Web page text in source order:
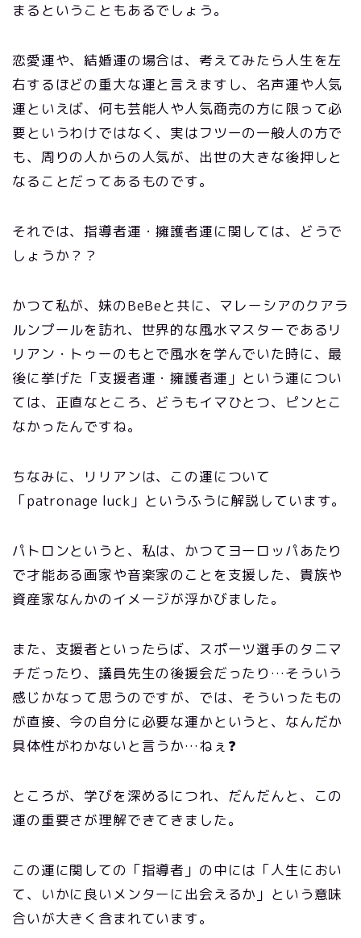
まるということもあるでしょう。
恋愛運や、結婚運の場合は、考えてみたら人生を左
右するほどの重大な運と言えますし、名声運や人気
運といえば、何も芸能人や人気商売の方に限って必
要というわけではなく、実はフツーの一般人の方で
も、周りの人からの人気が、出世の大きな後押しと
なることだってあるものです。
それでは、指導者運・擁護者運に関しては、どうで
しょうか？？
かつて私が、妹のBeBeと共に、マレーシアのクアラ
ルンプールを訪れ、世界的な風水マスターであるリ
リアン・トゥーのもとで風水を学んでいた時に、最
後に挙げた「支援者運・擁護者運」という運につい
ては、正直なところ、どうもイマひとつ、ピンとこ
なかったんですね。
ちなみに、リリアンは、この運について
「patronage luck」というふうに解説しています。
パトロンというと、私は、かつてヨーロッパあたり
で才能ある画家や音楽家のことを支援した、貴族や
資産家なんかのイメージが浮かびました。
また、支援者といったらば、スポーツ選手のタニマ
チだったり、議員先生の後援会だったり…そういう
感じかなって思うのですが、では、そういったもの
が直接、今の自分に必要な運かというと、なんだか
具体性がわかないと言うか…ねぇ❓
ところが、学びを深めるにつれ、だんだんと、この
運の重要さが理解できてきました。
この運に関しての「指導者」の中には「人生におい
て、いかに良いメンターに出会えるか」という意味
合いが大きく含まれています。